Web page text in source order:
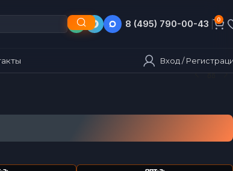
8 (495) 790-00-43 8 (903) 790-00-43 0
Вход /